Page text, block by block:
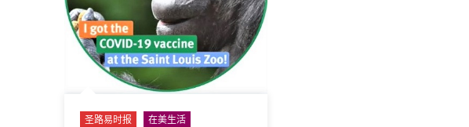
察
局
長
規
定
察
圣路易时报 在美生活